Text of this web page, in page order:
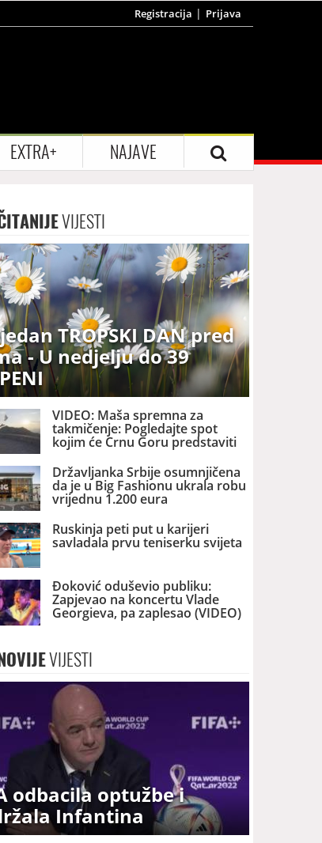
Registracija Prijava
EXTRA+ NAJAVE
VIJESTI
TROPSKI DAN pred
- U nedjelju do 39
VIDEO: Maša spremna za
takmičenje: Pogledajte spot
kojim će Crnu Goru predstaviti
na izboru za MIS SVIJETA
Državljanka Srbije osumnjičena
da je u Big Fashionu ukrala robu
vrijednu 1.200 eura
Ruskinja peti put u karijeri
savladala prvu teniserku svijeta
Đoković oduševio publiku:
Zapjevao na koncertu Vlade
Georgieva, pa zaplesao (VIDEO)
VIJESTI
odbacila optužbe i
Infantina